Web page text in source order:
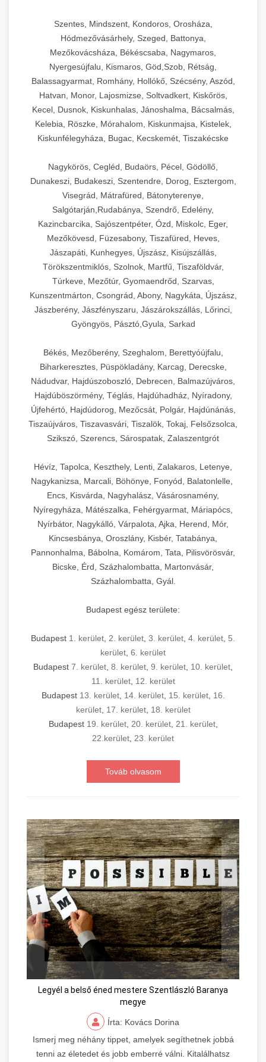
Szentes, Mindszent, Kondoros, Orosháza,
Hódmezővásárhely, Szeged, Battonya,
Mezőkovácsháza, Békéscsaba, Nagymaros,
Nyergesújfalu, Kismaros, Göd,Szob, Rétság,
Balassagyarmat, Romhány, Hollókő, Szécsény, Aszód,
Hatvan, Monor, Lajosmizse, Soltvadkert, Kiskőrös,
Kecel, Dusnok, Kiskunhalas, Jánoshalma, Bácsalmás,
Kelebia, Röszke, Mórahalom, Kiskunmajsa, Kistelek,
Kiskunfélegyháza, Bugac, Kecskemét, Tiszakécske
Nagykörös, Cegléd, Budaörs, Pécel, Gödöllő,
Dunakeszi, Budakeszi, Szentendre, Dorog, Esztergom,
Visegrád, Mátrafüred, Bátonyterenye,
Salgótarján,Rudabánya, Szendrő, Edelény,
Kazincbarcika, Sajószentpéter, Ózd, Miskolc, Eger,
Mezőkövesd, Füzesabony, Tiszafüred, Heves,
Jászapáti, Kunhegyes, Újszász, Kisújszállás,
Törökszentmiklós, Szolnok, Martfű, Tiszaföldvár,
Túrkeve, Mezőtúr, Gyomaendrőd, Szarvas,
Kunszentmárton, Csongrád, Abony, Nagykáta, Újszász,
Jászberény, Jászfényszaru, Jászárokszállás, Lőrinci,
Gyöngyös, Pásztó,Gyula, Sarkad
Békés, Mezőberény, Szeghalom, Berettyóújfalu,
Biharkeresztes, Püspökladány, Karcag, Derecske,
Nádudvar, Hajdúszoboszló, Debrecen, Balmazújváros,
Hajdúböszörmény, Téglás, Hajdúhadház, Nyíradony,
Újfehértó, Hajdúdorog, Mezőcsát, Polgár, Hajdúnánás,
Tiszaújváros, Tiszavasvári, Tiszalök, Tokaj, Felsőzsolca,
Szikszó, Szerencs, Sárospatak, Zalaszentgrót
Hévíz, Tapolca, Keszthely, Lenti, Zalakaros, Letenye,
Nagykanizsa, Marcali, Böhönye, Fonyód, Balatonlelle,
Encs, Kisvárda, Nagyhalász, Vásárosnamény,
Nyíregyháza, Mátészalka, Fehérgyarmat, Máriapócs,
Nyírbátor, Nagykálló, Várpalota, Ajka, Herend, Mór,
Kincsesbánya, Oroszlány, Kisbér, Tatabánya,
Pannonhalma, Bábolna, Komárom, Tata, Pilisvörösvár,
Bicske, Érd, Százhalombatta, Martonvásár,
Százhalombatta, Gyál.
Budapest egész területe:
Budapest 1. kerület, 2. kerület, 3. kerület, 4. kerület, 5.
kerület, 6. kerület
Budapest 7. kerület, 8. kerület, 9. kerület, 10. kerület,
11. kerület, 12. kerület
Budapest 13. kerület, 14. kerület, 15. kerület, 16.
kerület, 17. kerület, 18. kerület
Budapest 19. kerület, 20. kerület, 21. kerület,
22.kerület, 23. kerület
Továb olvasom
Legyél a belső éned mestere Szentlászló Baranya
megye
Írta: Kovács Dorina
Ismerj meg néhány tippet, amelyek segíthetnek jobbá
tenni az életedet és jobb emberré válni. Kitalálhatsz